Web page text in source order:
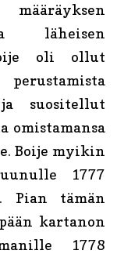
läheisen
oli ollut
ja suositellut
omistamansa
Boije myikin
1777
Pian tämän
kartanon
1778